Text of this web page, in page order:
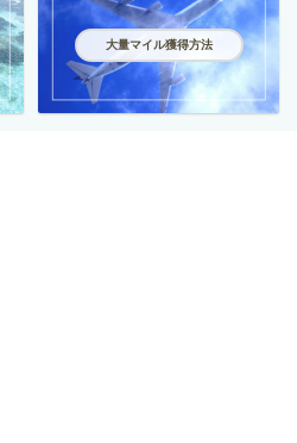
大量マイル獲得方法